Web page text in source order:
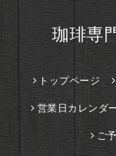
珈琲専
トップページ
営業日カレンダ
ご